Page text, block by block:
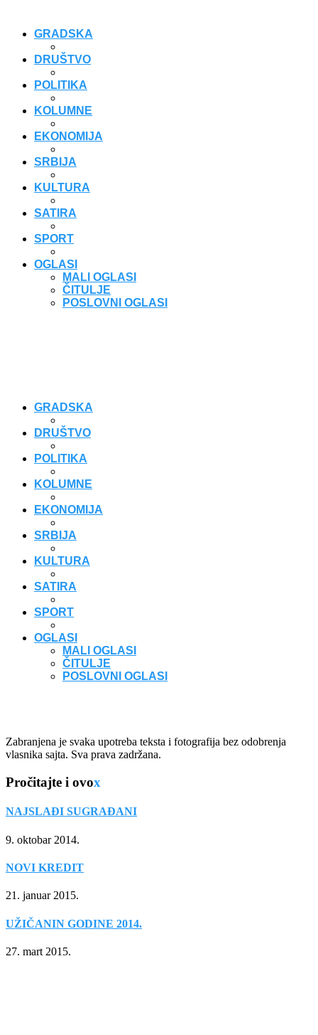
GRADSKA
DRUŠTVO
POLITIKA
KOLUMNE
EKONOMIJA
SRBIJA
KULTURA
SATIRA
SPORT
OGLASI
MALI OGLASI
ČITULJE
POSLOVNI OGLASI
GRADSKA
DRUŠTVO
POLITIKA
KOLUMNE
EKONOMIJA
SRBIJA
KULTURA
SATIRA
SPORT
OGLASI
MALI OGLASI
ČITULJE
POSLOVNI OGLASI
Zabranjena je svaka upotreba teksta i fotografija bez odobrenja
vlasnika sajta. Sva prava zadržana.
Pročitajte i ovox
NAJSLAĐI SUGRAĐANI
9. oktobar 2014.
NOVI KREDIT
21. januar 2015.
UŽIČANIN GODINE 2014.
27. mart 2015.